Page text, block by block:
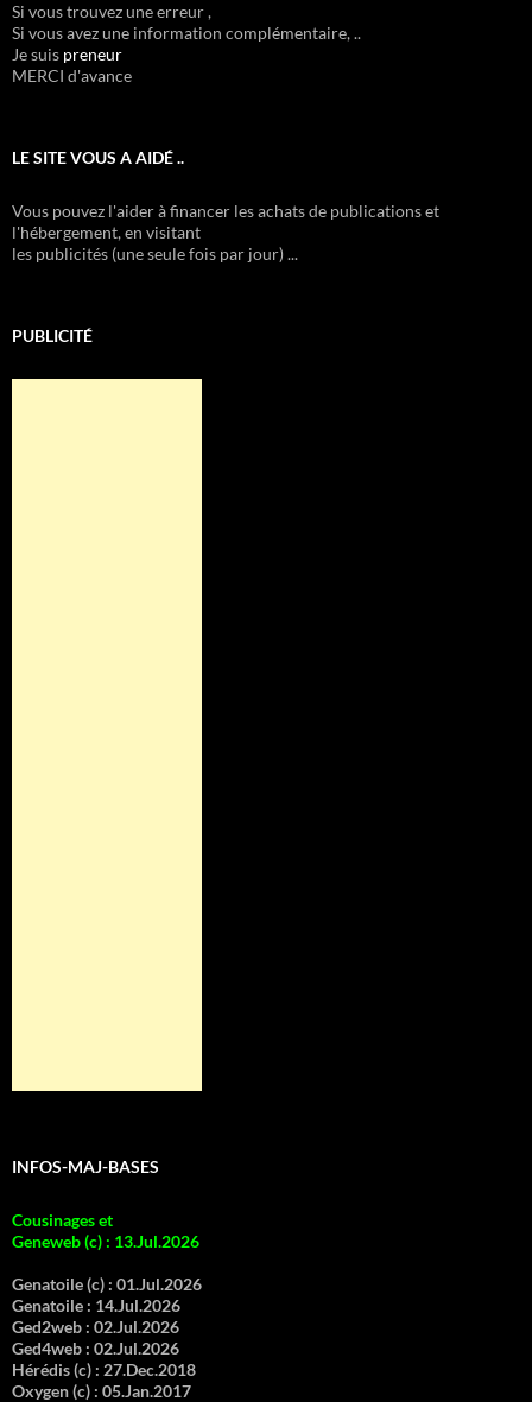
Si vous trouvez une erreur ,
Si vous avez une information complémentaire, ..
Je suis preneur
MERCI d'avance
LE SITE VOUS A AIDÉ ..
Vous pouvez l'aider à financer les achats de publications et
l'hébergement, en visitant
les publicités (une seule fois par jour) ...
PUBLICITÉ
INFOS-MAJ-BASES
Cousinages et
Geneweb (c) : 13.Jul.2026
Genatoile (c) : 01.Jul.2026
Genatoile : 14.Jul.2026
Ged2web : 02.Jul.2026
Ged4web : 02.Jul.2026
Hérédis (c) : 27.Dec.2018
Oxygen (c) : 05.Jan.2017